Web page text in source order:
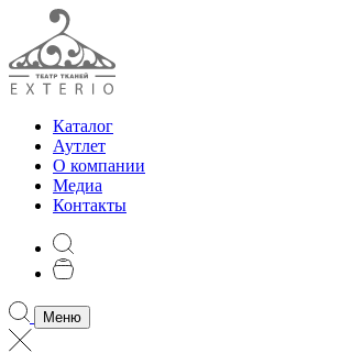
Каталог
Аутлет
О компании
Медиа
Контакты
Меню